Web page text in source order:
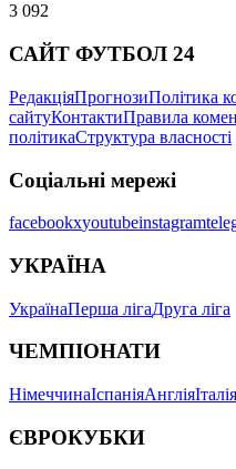
3 092
САЙТ ФУТБОЛ 24
РедакціяПрогнозиПолітика
сайтуКонтактиПравила
політикаСтруктура власності
Соціальні мережі
facebookxyoutubeinstagram
УКРАЇНА
УкраїнаПерша лігаДруга ліга
ЧЕМПІОНАТИ
НімеччинаІспаніяАнгліяІталія
ЄВРОКУБКИ